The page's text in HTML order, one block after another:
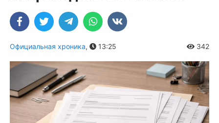
Официальная хроника, 13:25 342